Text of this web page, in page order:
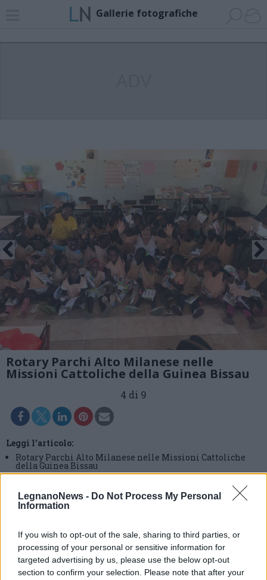
LegnanoNews - Do Not Process My Personal
Information
If you wish to opt-out of the sale, sharing to third parties, or
processing of your personal or sensitive information for
targeted advertising by us, please use the below opt-out
section to confirm your selection. Please note that after your
Gallerie fotografiche
Rotary Parchi Alto Milanese nelle
Missioni Cattoliche della Guinea Bissau
4 di 9
Leggi l'articolo:
Rotary Parchi Alto Milanese nelle Missioni Cattoliche
della Guinea Bissau